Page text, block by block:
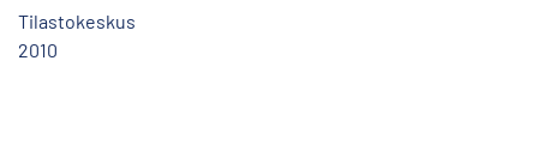
Tilastokeskus
2010